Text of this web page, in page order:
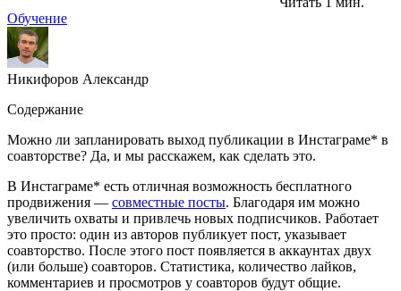
Обучение
Никифоров Александр
Содержание
Можно ли запланировать выход публикации в Инстаграме* в
соавторстве? Да, и мы расскажем, как сделать это.
В Инстаграме* есть отличная возможность бесплатного
продвижения — совместные посты. Благодаря им можно
увеличить охваты и привлечь новых подписчиков. Работает
это просто: один из авторов публикует пост, указывает
соавторство. После этого пост появляется в аккаунтах двух
(или больше) соавторов. Статистика, количество лайков,
комментариев и просмотров у соавторов будут общие.